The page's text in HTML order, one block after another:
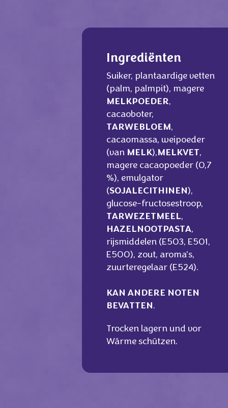
Ingrediënten
Suiker, plantaardige vetten
(palm, palmpit), magere
MELKPOEDER,
cacaoboter,
TARWEBLOEM ,
cacaomassa, weipoeder
(van MELK), MELKVET,
magere cacaopoeder (0,7
%), emulgator
(SOJALECITHINEN ),
glucose-fructosestroop,
TARWEZETMEEL,
HAZELNOOTPASTA,
rijsmiddelen (E503, E501,
E500), zout, aroma's,
zuurteregelaar (E524).
KAN ANDERE NOTEN
BEVATTEN .
Trocken lagern und vor
Wärme schützen.